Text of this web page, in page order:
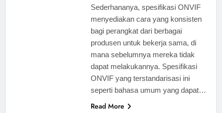
Sederhananya, spesifikasi ONVIF
menyediakan cara yang konsisten
bagi perangkat dari berbagai
produsen untuk bekerja sama, di
mana sebelumnya mereka tidak
dapat melakukannya. Spesifikasi
ONVIF yang terstandarisasi ini
seperti bahasa umum yang dapat…
Read More